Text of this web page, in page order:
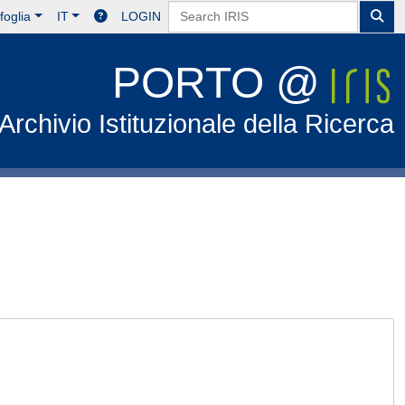
IT LOGIN
PORTO @
Istituzionale della Ricerca